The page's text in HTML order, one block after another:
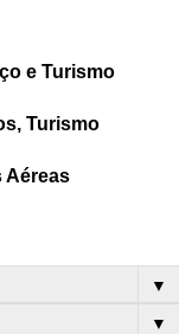
e Turismo
Turismo
Aéreas
▼
▼